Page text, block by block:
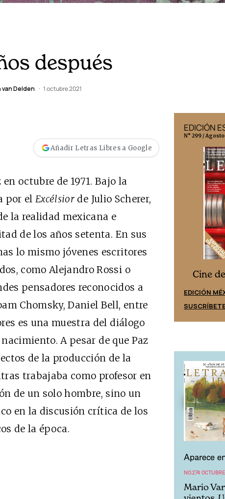
después
van Delden 1 octubre 2021
Añadir Letras Libres a Google
octubre de 1971. Bajo la
por elExcélsior de Julio Scherer,
la realidad mexicana e
de los años setenta. En sus
lo mismo jóvenes escritores
como Alejandro Rossi o
pensadores reconocidos a
Chomsky, Daniel Bell, entre
es una muestra del diálogo
A pesar de que Paz
de la producción de la
trabajaba como profesor en
de un solo hombre, sino un
en la discusión crítica de los
de la época.
Cine desde los márgenes
EDICIÓN ESPAÑA
SUSCRÍBETE
EDICIÓN
N° 299 /
Cine
EDICIÓN
Aparece
NO.274
Mario